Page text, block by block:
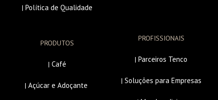
| Política de Qualidade
PRODUTOS
| Café
| Açúcar e Adoçante
PROFISSIONAIS
| Parceiros Tenco
| Soluções para Empresas